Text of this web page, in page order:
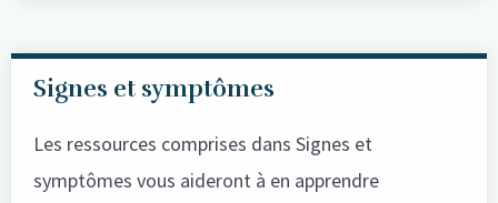
Signes et symptômes
Les ressources comprises dans Signes et
symptômes vous aideront à en apprendre